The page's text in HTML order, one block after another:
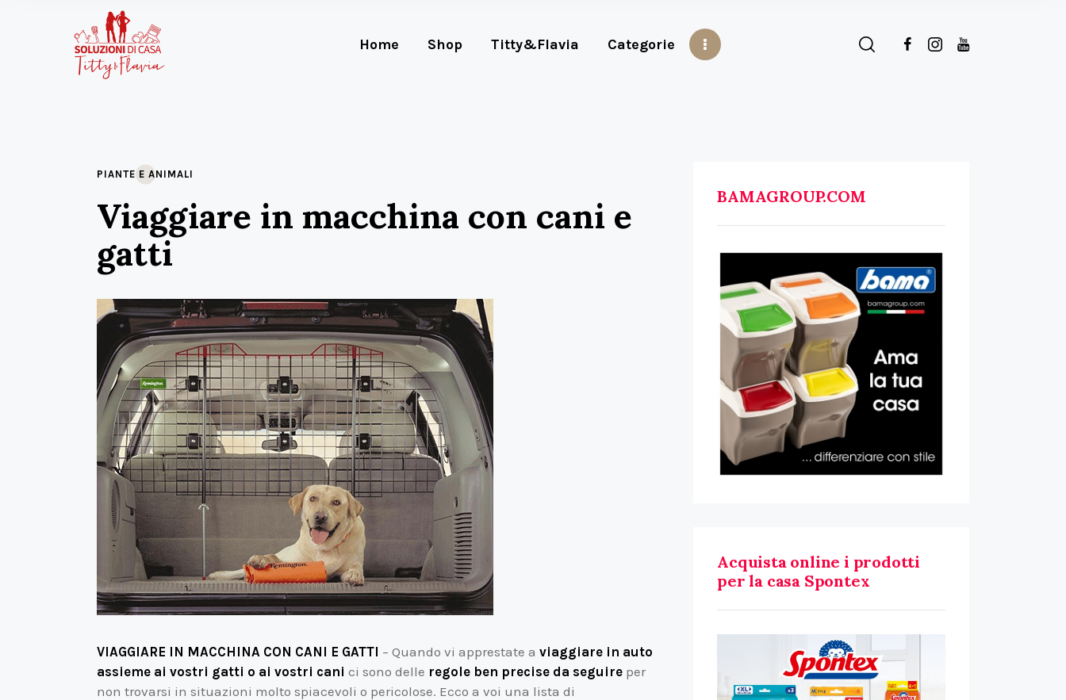
Home Shop Titty&Flavia Categorie
PIANTE E ANIMALI
Viaggiare in macchina con cani e
gatti
VIAGGIARE IN MACCHINA CON CANI E GATTI – Quando vi apprestate a viaggiare in auto
assieme ai vostri gatti o ai vostri cani ci sono delle regole ben precise da seguire per
non trovarsi in situazioni molto spiacevoli o pericolose. Ecco a voi una lista di
BAMAGROUP.COM
Acquista online i prodotti
per la casa Spontex